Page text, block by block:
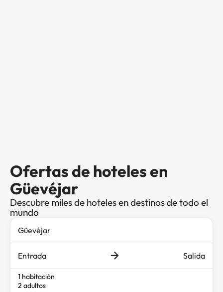
Ofertas de hoteles en
Güevéjar
Descubre miles de hoteles en destinos de todo el
mundo
Entrada Salida
1 habitación
2 adultos